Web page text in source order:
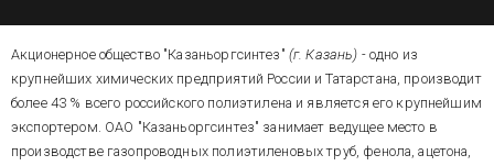
труб и выявлять аварии и
предупреждать их.
Акционерное общество "Казаньоргсинтез" (г. Казань) -одно из
крупнейших химических предприятий России и Татарстана, производит
более 43 % всего российского полиэтилена и является его крупнейшим
экспортером. ОАО "Казаньоргсинтез" занимает ведущее место в
производстве газопроводных полиэтиленовых труб, фенола, ацетона,